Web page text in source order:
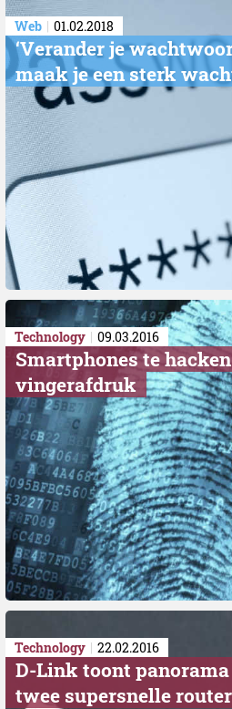
Web 01.02.2018
‘Verander je
maak je een sterk
Technology 09.03.2016
Smartphones te
vingerafdruk
Technology 22.02.2016
D-Link toont panorama
twee supersnelle